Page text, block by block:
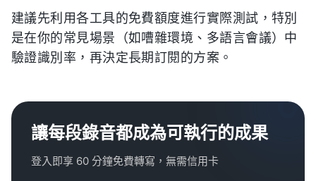
建議先利用各工具的免費額度進行實際測試，特別
是在你的常見場景（如嘈雜環境、多語言會議）中
驗證識別率，再決定長期訂閱的方案。
讓每段錄音都成為可執行的成果
登入即享 60 分鐘免費轉寫，無需信用卡